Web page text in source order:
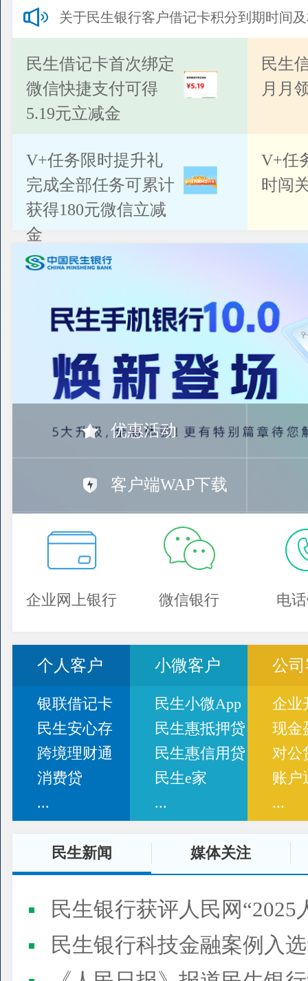
关于民生银行客户借记卡积分到期时间
公告
民生借记卡首次绑定
微信快捷支付可得
5.19元立减金
民生
月月
V+任务限时提升礼
完成全部任务可累计
获得180元微信立减
金
V+任
时闯
优惠活动
客户端WAP下载
企业网上银行 微信银行 电
个人客户
银联借记卡
民生安心存
跨境理财通
消费贷
...
小微客户
民生小微App
民生惠抵押贷
民生惠信用贷
民生e家
...
公
企业
现金
对公
账户
...
民生新闻 媒体关注
民生银行获评人民网“2025
民生银行科技金融案例入选“2025人民